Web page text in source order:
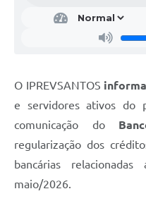
O IPREVSANTOS informa
e servidores ativos do
comunicação do
regularização dos
bancárias
maio/2026.